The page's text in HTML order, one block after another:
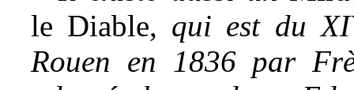
le Diable, qui est du
Rouen en 1836 par